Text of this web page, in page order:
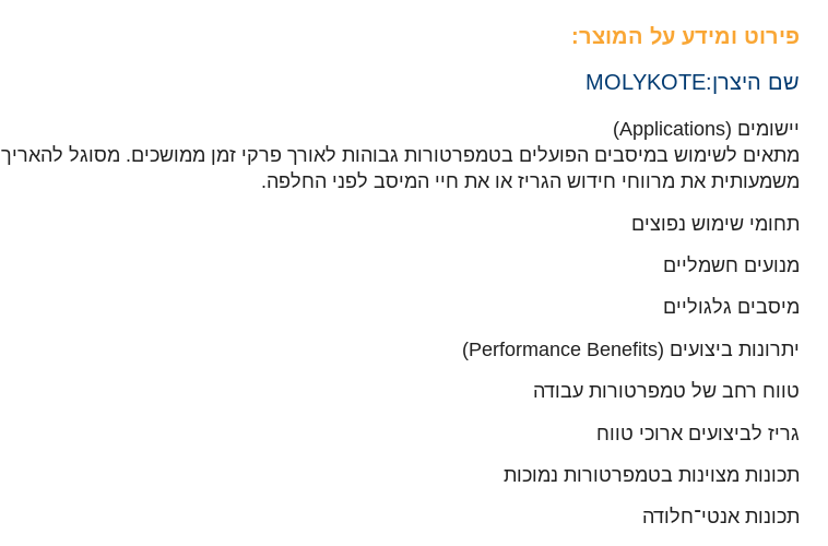
פירוט ומידע על המוצר:
שם היצרן:MOLYKOTE
יישומים (Applications)
מתאים לשימוש במיסבים הפועלים בטמפרטורות גבוהות לאורך פרקי זמן ממושכים. מסוגל להאריך
משמעותית את מרווחי חידוש הגריז או את חיי המיסב לפני החלפה.
תחומי שימוש נפוצים
מנועים חשמליים
מיסבים גלגוליים
יתרונות ביצועים (Performance Benefits)
טווח רחב של טמפרטורות עבודה
גריז לביצועים ארוכי טווח
תכונות מצוינות בטמפרטורות נמוכות
תכונות אנטי־חלודה